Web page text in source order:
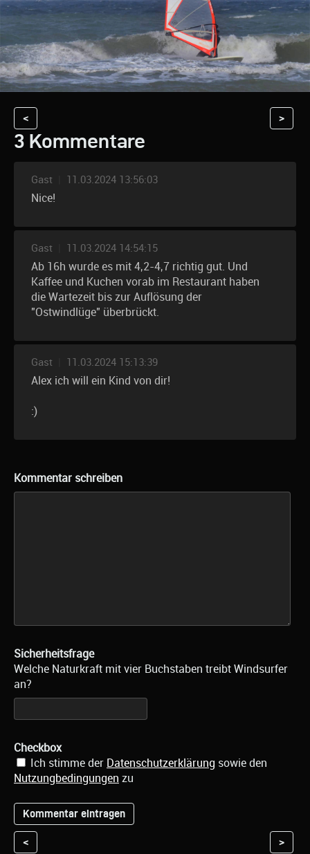
< >
3 Kommentare
Gast 11.03.2024 13:56:03
Nice!
Gast 11.03.2024 14:54:15
Ab 16h wurde es mit 4,2-4,7 richtig gut. Und
Kaffee und Kuchen vorab im Restaurant haben
die Wartezeit bis zur Auflösung der
"Ostwindlüge" überbrückt.
Gast 11.03.2024 15:13:39
Alex ich will ein Kind von dir!
:)
Kommentar schreiben
Sicherheitsfrage
Welche Naturkraft mit vier Buchstaben treibt Windsurfer
an?
Checkbox
Ich stimme der Datenschutzerklärung sowie den
Nutzungbedingungen zu
< >